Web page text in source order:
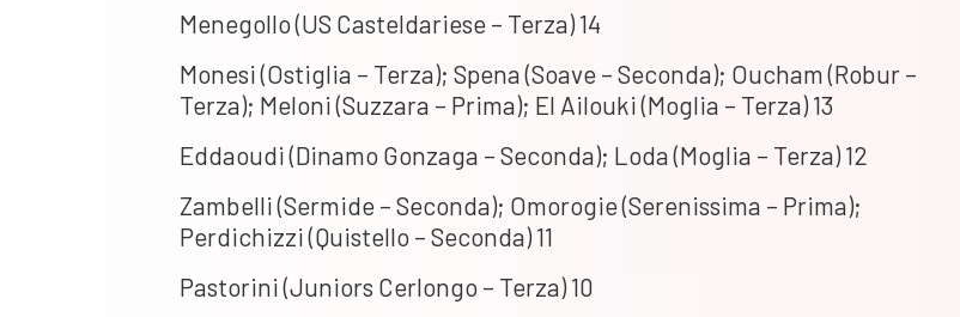
Menegollo (US Casteldariese – Terza) 14
Monesi (Ostiglia – Terza); Spena (Soave – Seconda); Oucham (Robur –
Terza); Meloni (Suzzara – Prima); El Ailouki (Moglia – Terza) 13
Eddaoudi (Dinamo Gonzaga – Seconda); Loda (Moglia – Terza) 12
Zambelli (Sermide – Seconda); Omorogie (Serenissima – Prima);
Perdichizzi (Quistello – Seconda) 11
Pastorini (Juniors Cerlongo – Terza) 10